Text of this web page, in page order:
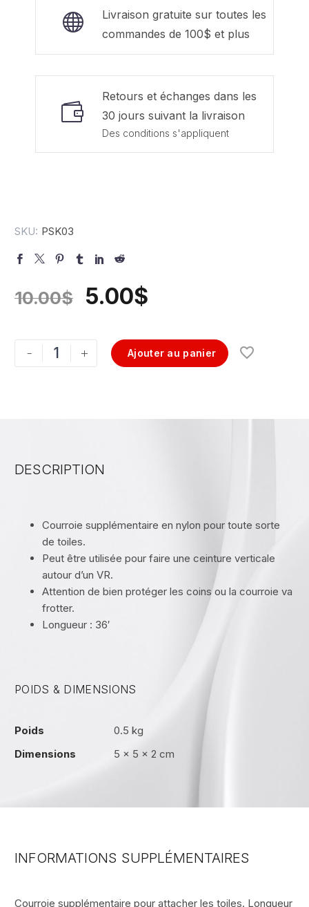
Livraison gratuite sur toutes les
commandes de 100$ et plus
Retours et échanges dans les
30 jours suivant la livraison
Des conditions s'appliquent
SKU: PSK03
10.00$ 5.00$
- + Ajouter au panier
DESCRIPTION
Courroie supplémentaire en nylon pour toute sorte
de toiles.
Peut être utilisée pour faire une ceinture verticale
autour d’un VR.
Attention de bien protéger les coins ou la courroie va
frotter.
Longueur : 36′
POIDS & DIMENSIONS
Poids
0.5 kg
Dimensions
5 × 5 × 2 cm
INFORMATIONS SUPPLÉMENTAIRES
Courroie supplémentaire pour attacher les toiles. Longueur